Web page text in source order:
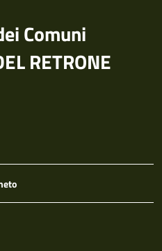
Comuni
RETRONE